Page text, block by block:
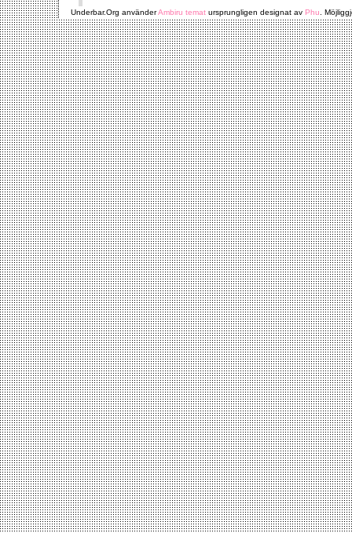
Underbar.Org använderAmbiru temat ursprungligen designat av Phu.